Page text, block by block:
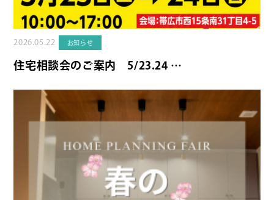
2026.05.22 お知らせ
住宅相談会のご案内 5/23.24 …